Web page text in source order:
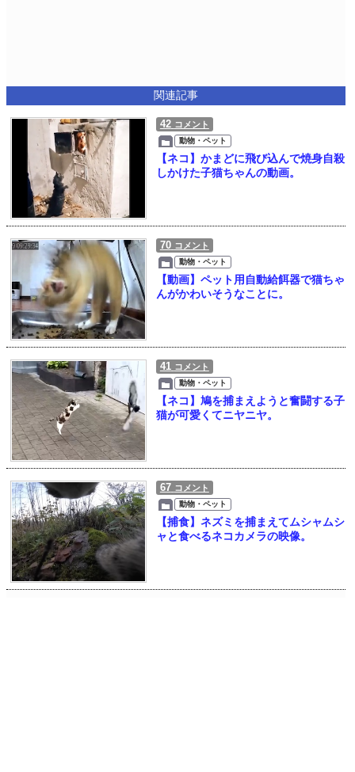
関連記事
42 コメント
動物・ペット
【ネコ】かまどに飛び込んで焼身自殺
しかけた子猫ちゃんの動画。
70 コメント
動物・ペット
【動画】ペット用自動給餌器で猫ちゃ
んがかわいそうなことに。
41 コメント
動物・ペット
【ネコ】鳩を捕まえようと奮闘する子
猫が可愛くてニヤニヤ。
67 コメント
動物・ペット
【捕食】ネズミを捕まえてムシャムシ
ャと食べるネコカメラの映像。